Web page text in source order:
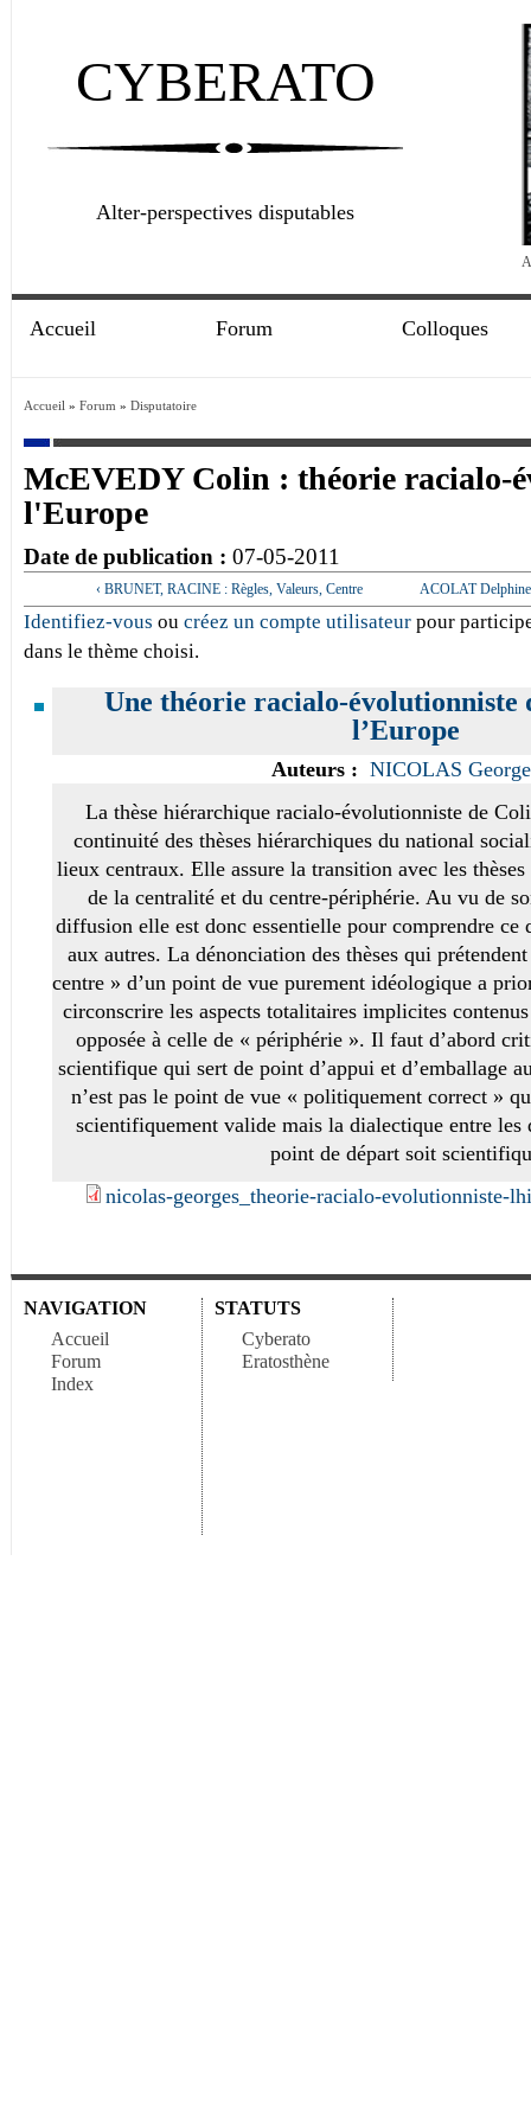
CYBERATO
Alter-perspectives disputables
Accueil Forum Colloques
Accueil » Forum » Disputatoire
McEVEDY Colin : théorie racialo-
l'Europe
Date de publication : 07-05-2011
‹ BRUNET, RACINE : Règles, Valeurs, Centre ACOLAT
Identifiez-vous ou créez un compte utilisateur pour
dans le thème choisi.
Une théorie racialo-évolutionniste
l’Europe
Auteurs : NICOLAS
La thèse hiérarchique racialo-évolutionniste de
continuité des thèses hiérarchiques du national
lieux centraux. Elle assure la transition avec les
de la centralité et du centre-périphérie. Au vu de
diffusion elle est donc essentielle pour comprendre ce
aux autres. La dénonciation des thèses qui
centre » d’un point de vue purement idéologique a
circonscrire les aspects totalitaires implicites
opposée à celle de « périphérie ». Il faut d’abord
scientifique qui sert de point d’appui et d’emballage
n’est pas le point de vue « politiquement correct »
scientifiquement valide mais la dialectique entre les
point de départ soit
nicolas-georges_theorie-racialo-evolutionniste-
NAVIGATION
Accueil
Forum
Index
STATUTS
Cyberato
Eratosthène